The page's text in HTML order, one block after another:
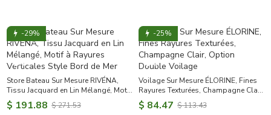
-29%
Store Bateau Sur Mesure RIVÉNA,
Tissu Jacquard en Lin Mélangé, Motif
à Rayures Verticales Style Bord de
Mer
$ 191.88 $ 271.53
-25%
Voilage Sur Mesure ÉLORINE, Fines
Rayures Texturées, Champagne Clair,
Option Double Voilage
$ 84.47 $ 113.43